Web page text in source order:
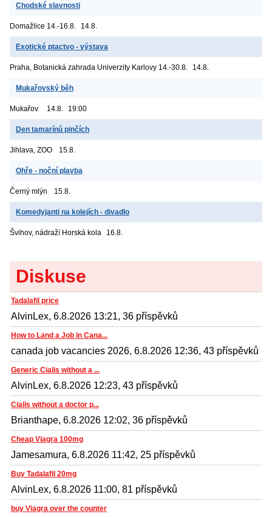
Chodské slavnosti
Domažlice 14.-16.8. 14.8.
Exotické ptactvo - výstava
Praha, Botanická zahrada Univerzity Karlovy 14.-30.8. 14.8.
Mukařovský běh
Mukařov 14.8. 19:00
Den tamarínů pinčích
Jihlava, ZOO 15.8.
Ohře - noční plavba
Černý mlýn 15.8.
Komedyjanti na kolejích - divadlo
Švihov, nádraží Horská kola 16.8.
Diskuse
Tadalafil price
AlvinLex, 6.8.2026 13:21, 36 příspěvků
How to Land a Job in Cana...
canada job vacancies 2026, 6.8.2026 12:36, 43 příspěvků
Generic Cialis without a ...
AlvinLex, 6.8.2026 12:23, 43 příspěvků
Cialis without a doctor p...
Brianthape, 6.8.2026 12:02, 36 příspěvků
Cheap Viagra 100mg
Jamesamura, 6.8.2026 11:42, 25 příspěvků
Buy Tadalafil 20mg
AlvinLex, 6.8.2026 11:00, 81 příspěvků
buy Viagra over the counter